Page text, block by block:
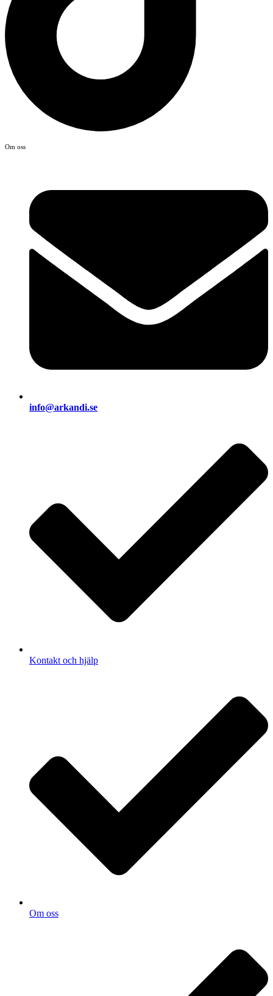
Om oss
info@arkandi.se
Kontakt och hjälp
Om oss